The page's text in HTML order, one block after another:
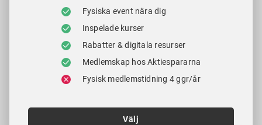
Fysiska event nära dig
Inspelade kurser
Rabatter & digitala resurser
Medlemskap hos Aktiespararna
Fysisk medlemstidning 4 ggr/år
Välj